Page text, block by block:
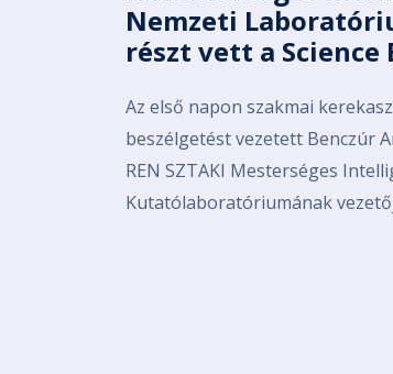
Nemzeti
részt vett a Science
Az első napon szakmai
beszélgetést vezetett Benczúr
REN SZTAKI Mesterséges
Kutatólaboratóriumának